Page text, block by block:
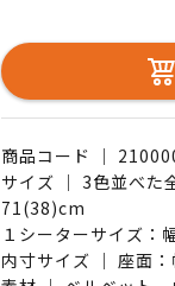
商品コード ｜
サイズ ｜ 3色並べ
71(38)cm
１シーターサイズ
内寸サイズ ｜ 座面